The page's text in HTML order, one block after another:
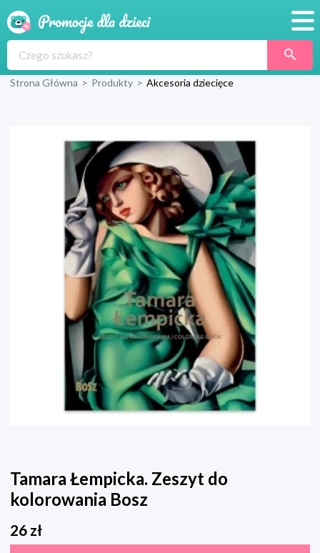
Produkty
Blog
Wyprawka
Strona Główna > Produkty > Akcesoria dziecięce
Tamara Łempicka. Zeszyt do
kolorowania Bosz
26 zł